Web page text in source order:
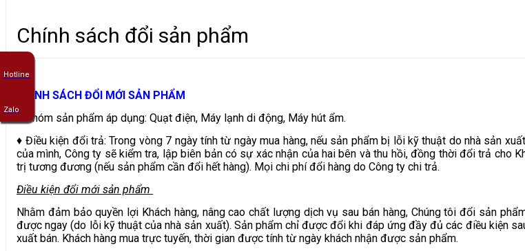
Chính sách đổi sản phẩm
CHÍNH SÁCH ĐỔI MỚI SẢN PHẨM
♦ Nhóm sản phẩm áp dụng: Quạt điện, Máy lạnh di động, Máy hút ẩm.
♦ Điều kiện đổi trả: Trong vòng 7 ngày tính từ ngày mua hàng, nếu sản phẩm bị lỗi kỹ thuật do nhà sản
của mình, Công ty sẽ kiểm tra, lập biên bản có sự xác nhận của hai bên và thu hồi, đồng thời đổi trả cho
trị tương đương (nếu sản phẩm cần đổi hết hàng). Mọi chi phí đổi hàng do Công ty chi trả.
Điều kiện đổi mới sản phẩm
Nhằm đảm bảo quyền lợi Khách hàng, nâng cao chất lượng dịch vụ sau bán hàng, Chúng tôi đổi sản
được ngay (do lỗi kỹ thuật của nhà sản xuất). Sản phẩm chỉ được đổi khi đáp ứng đầy đủ các điều kiện
xuất bán. Khách hàng mua trực tuyến, thời gian được tính từ ngày khách nhận được sản phẩm.
Hotline
Zalo